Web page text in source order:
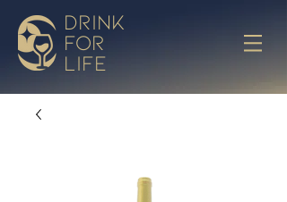
drink
for
life